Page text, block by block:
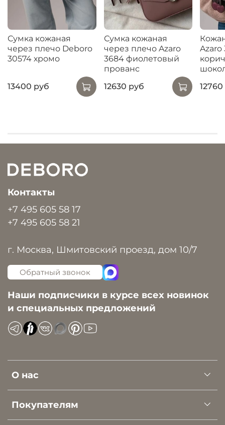
Сумка кожаная
через плечо Deboro
30574 хромо
13400 руб
Сумка кожаная
через плечо Azaro
3684 фиолетовый
прованс
12630 руб
Azaro
О нас
Покупателям
Контакты
+7 495 605 58 17
+7 495 605 58 21
г. Москва, Шмитовский проезд, дом 10/7
Обратный звонок
Наши подписчики в курсе всех новинок
и специальных предложений